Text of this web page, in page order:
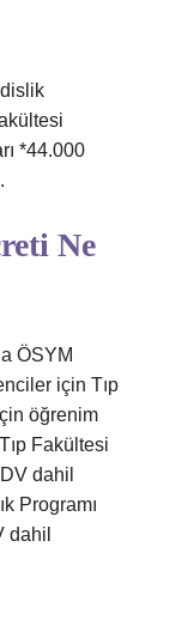
*44.000
Ne
ÖSYM
için Tıp
öğrenim
Fakültesi
dahil
Programı
dahil